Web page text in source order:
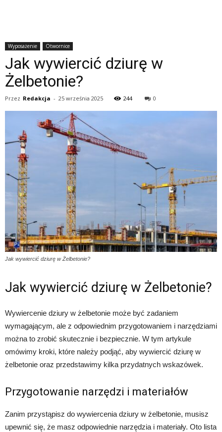
Wyposażenie Otwornice
Jak wywiercić dziurę w
Żelbetonie?
Przez Redakcja - 25 września 2025 244 0
Jak wywiercić dziurę w Żelbetonie?
Jak wywiercić dziurę w Żelbetonie?
Wywiercenie dziury w żelbetonie może być zadaniem
wymagającym, ale z odpowiednim przygotowaniem i narzędziami
można to zrobić skutecznie i bezpiecznie. W tym artykule
omówimy kroki, które należy podjąć, aby wywiercić dziurę w
żelbetonie oraz przedstawimy kilka przydatnych wskazówek.
Przygotowanie narzędzi i materiałów
Zanim przystąpisz do wywiercenia dziury w żelbetonie, musisz
upewnić się, że masz odpowiednie narzędzia i materiały. Oto lista